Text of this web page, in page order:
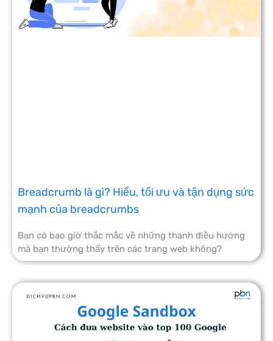
Breadcrumb là gì? Hiểu, tối ưu và tận dụng sức
mạnh của breadcrumbs
Bạn có bao giờ thắc mắc về những thanh điều hướng
mà bạn thường thấy trên các trang web không?